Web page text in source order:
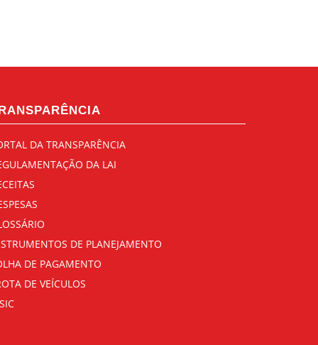
DA TRANSPARÊNCIA
DA LAI
DE PLANEJAMENTO
DE PAGAMENTO
DE VEÍCULOS